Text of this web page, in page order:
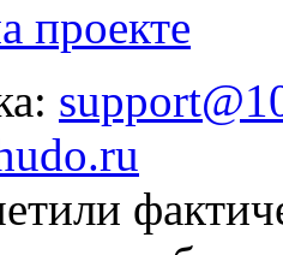
проекте